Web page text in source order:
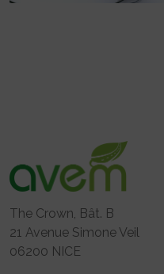
The Crown, Bât. B
21 Avenue Simone Veil
06200 NICE